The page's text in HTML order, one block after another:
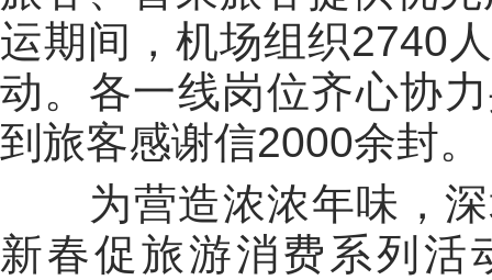
运期间，机场组织2740
动。各一线岗位齐心协
到旅客感谢信2000余封。
为营造浓浓年味，深
新春促旅游消费系列活